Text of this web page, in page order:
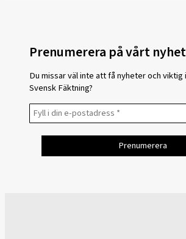
Prenumerera på vårt
Du missar väl inte att få nyheter och
Svensk Fäktning?